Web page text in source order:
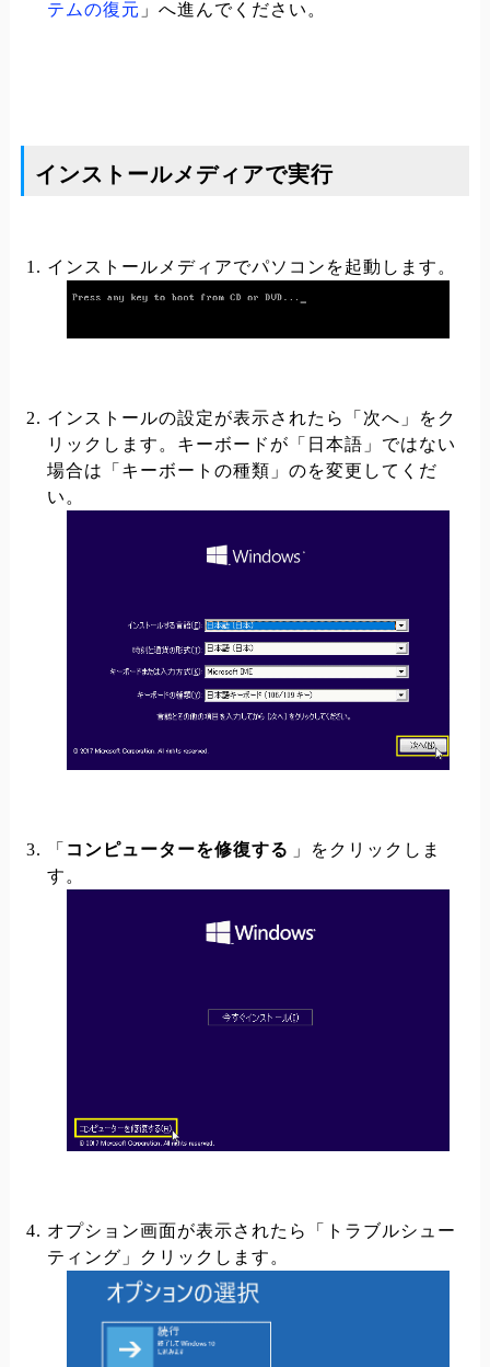
テムの復元 」へ進んでください。
インストールメディアで実行
インストールメディアでパソコンを起動します。
インストールの設定が表示されたら「次へ」をク
リックします。キーボードが「日本語」ではない
場合は「キーボートの種類」のを変更してくだ
い。
「 コンピューターを修復する 」をクリックしま
す。
オプション画面が表示されたら「トラブルシュー
ティング」クリックします。